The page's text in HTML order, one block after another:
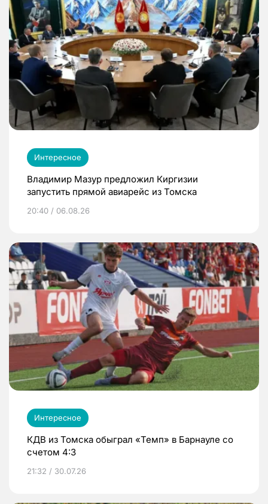
Интересное
Владимир Мазур предложил Киргизии
запустить прямой авиарейс из Томска
20:40 / 06.08.26
Интересное
КДВ из Томска обыграл «Темп» в Барнауле со
счетом 4:3
21:32 / 30.07.26